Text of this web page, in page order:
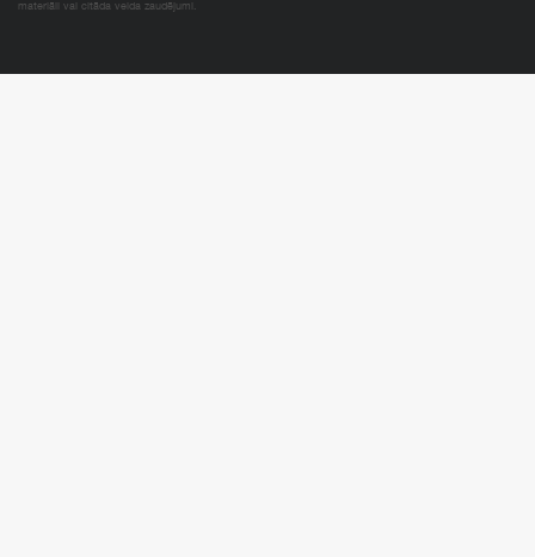
materiāli vai citāda veida zaudējumi.